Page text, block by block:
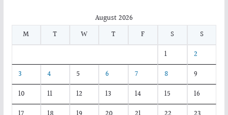
August 2026
M
T W T F S
S
1
2
3
4 5 6 7 8
9
10
11 12 13 14 15
16